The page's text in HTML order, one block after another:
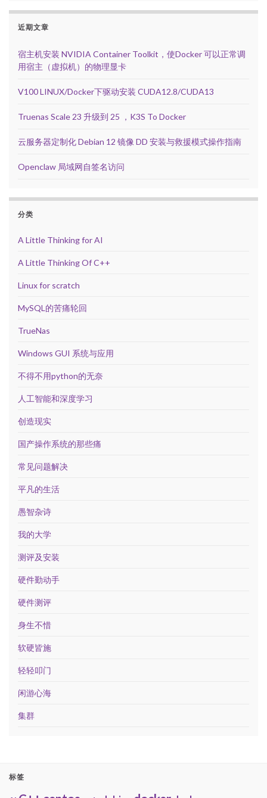
近期文章
宿主机安装 NVIDIA Container Toolkit，使Docker 可以正常调
用宿主（虚拟机）的物理显卡
V100 LINUX/Docker下驱动安装 CUDA12.8/CUDA13
Truenas Scale 23 升级到 25 ，K3S To Docker
云服务器定制化 Debian 12 镜像 DD 安装与救援模式操作指南
Openclaw 局域网自签名访问
分类
A Little Thinking for AI
A Little Thinking Of C++
Linux for scratch
MySQL的苦痛轮回
TrueNas
Windows GUI 系统与应用
不得不用python的无奈
人工智能和深度学习
创造现实
国产操作系统的那些痛
常见问题解决
平凡的生活
愚智杂诗
我的大学
测评及安装
硬件勤动手
硬件测评
身生不惜
软硬皆施
轻轻叩门
闲游心海
集群
标签